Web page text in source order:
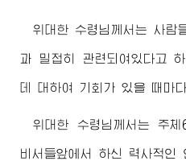
위대한 수령님께서는 사람
과 밀접히 관련되여있다고
데 대하여 기회가 있을 때마
위대한 수령님께서 는 주체
비서들앞에서 하신 력사적인